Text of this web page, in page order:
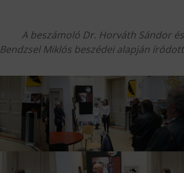
A beszámoló Dr. Horváth Sándor és
Bendzsel Miklós beszédei alapján íródott